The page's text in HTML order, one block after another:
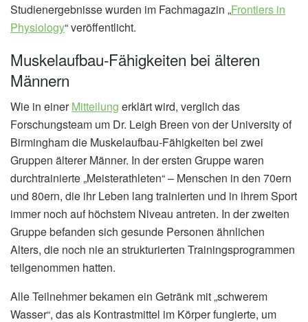
Studienergebnisse wurden im Fachmagazin „Frontiers in
Physiology“ veröffentlicht.
Muskelaufbau-Fähigkeiten bei älteren
Männern
Wie in einerMitteilung erklärt wird, verglich das
Forschungsteam um Dr. Leigh Breen von der University of
Birmingham die Muskelaufbau-Fähigkeiten bei zwei
Gruppen älterer Männer. In der ersten Gruppe waren
durchtrainierte „Meisterathleten“ – Menschen in den 70ern
und 80ern, die ihr Leben lang trainierten und in ihrem Sport
immer noch auf höchstem Niveau antreten. In der zweiten
Gruppe befanden sich gesunde Personen ähnlichen
Alters, die noch nie an strukturierten Trainingsprogrammen
teilgenommen hatten.
Alle Teilnehmer bekamen ein Getränk mit „schwerem
Wasser“, das als Kontrastmittel im Körper fungierte, um